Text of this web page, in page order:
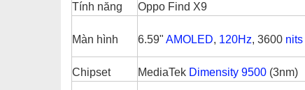
2.5 Pin và sạc: Tốc độ vs ổn định
3. Nên mua Oppo Find X9 hay
Kết luận: Nên mua Find X9 hay
Tính năng Oppo Find X9
Màn hình 6.59" AMOLED, 120Hz, 3600 nits
Chipset MediaTek Dimensity 9500 (3nm)